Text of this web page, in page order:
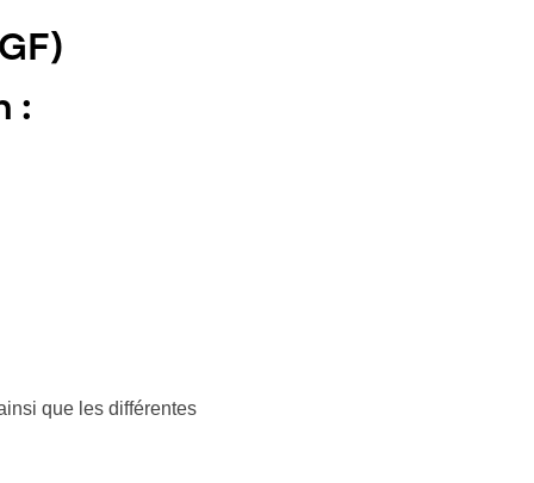
:
que les différentes